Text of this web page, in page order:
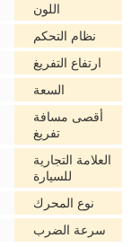
اللون
نظام التحكم
ارتفاع التفريغ
السعة
أقصى مسافة
تفريغ
العلامة التجارية
للسيارة
نوع المحرك
سرعة الضرب